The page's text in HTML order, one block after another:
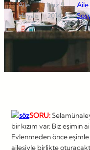
Aile
Hayatı
·
Haz 9,
2014
·
Aile
SORU:
bir kızım var. Biz eşimin
Evlenmeden önce eşimle
ailesiyle birlikte